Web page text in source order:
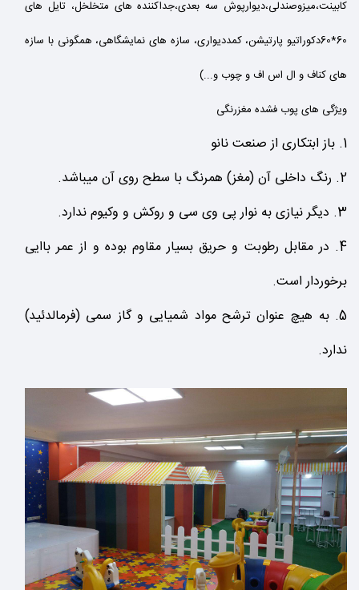
کابینت،میزوصندلی،دیوارپوش سه بعدی،جداکننده های متخلخل، تایل های
60*60دکوراتیو پارتیشن، کمددیواری، سازه های نمایشگاهی، همگونی با سازه
های کناف و ال اس اف و چوب و...)
ویژگی های پوب فشده مغزرنگی
1. باز ابتکاری از صنعت نانو
2. رنگ داخلی آن (مغز) همرنگ با سطح روی آن میباشد.
3. دیگر نیازی به نوار پی وی سی و روکش و وکیوم ندارد.
4
. در مقابل رطوبت و حریق بسیار مقاوم بوده و از عمر باایی
برخوردار است.
5. به هیچ عنوان ترشح مواد شمیایی و گاز سمی (فرمالدئید)
ندارد.